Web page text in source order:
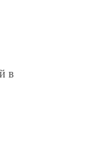
в